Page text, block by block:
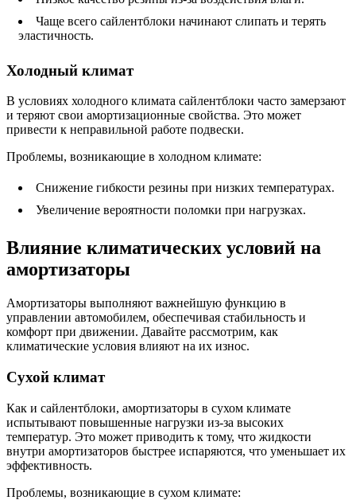
Чаще всего сайлентблоки начинают слипать и терять
эластичность.
Холодный климат
В условиях холодного климата сайлентблоки часто замерзают
и теряют свои амортизационные свойства. Это может
привести к неправильной работе подвески.
Проблемы, возникающие в холодном климате:
Снижение гибкости резины при низких температурах.
Увеличение вероятности поломки при нагрузках.
Влияние климатических условий на
амортизаторы
Амортизаторы выполняют важнейшую функцию в
управлении автомобилем, обеспечивая стабильность и
комфорт при движении. Давайте рассмотрим, как
климатические условия влияют на их износ.
Сухой климат
Как и сайлентблоки, амортизаторы в сухом климате
испытывают повышенные нагрузки из-за высоких
температур. Это может приводить к тому, что жидкости
внутри амортизаторов быстрее испаряются, что уменьшает их
эффективность.
Проблемы, возникающие в сухом климате: